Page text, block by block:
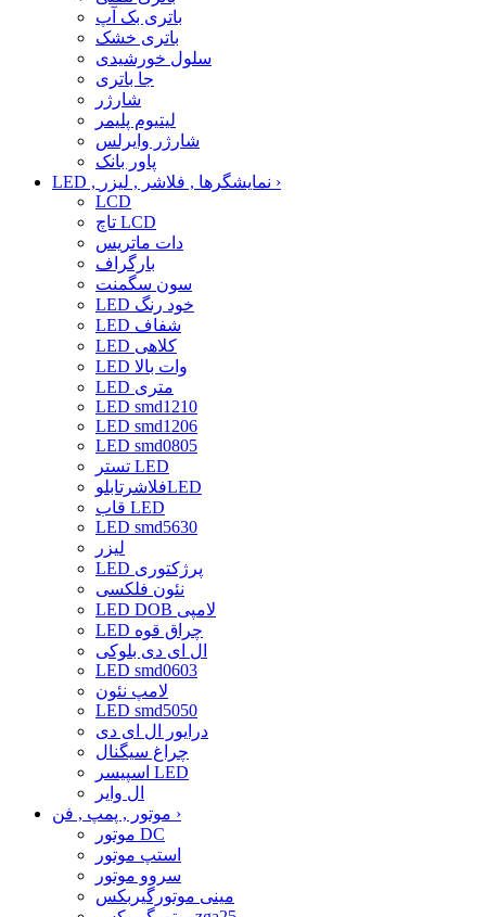
باتری بک آپ
باتری خشک
سلول خورشیدی
جا باتری
شارژر
لیتیوم پلیمر
شارژر وایرلس
پاور بانک
›
LCD
تاچ LCD
دات ماتریس
بارگراف
سون سگمنت
LED خود رنگ
LED شفاف
LED کلاهی
LED وات بالا
LED متری
LED smd1210
LED smd1206
LED smd0805
تستر LED
فلاشرتابلوLED
قاب LED
LED smd5630
لیزر
LED پرژکتوری
نئون فلکسی
LED DOB لامپی
LED چراق قوه
ال ای دی بلوکی
LED smd0603
لامپ نئون
LED smd5050
درایور ال ای دی
چراغ سیگنال
اسپیسر LED
ال وایر
›
موتور DC
استپ موتور
سروو موتور
مینی موتورگیربکس